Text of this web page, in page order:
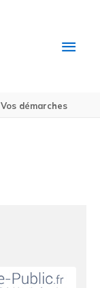
Vos démarches